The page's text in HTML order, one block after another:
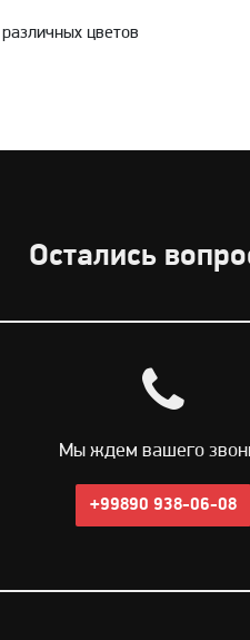
цветов
Остались
Мы ждем вашего
+99890 938-06-08